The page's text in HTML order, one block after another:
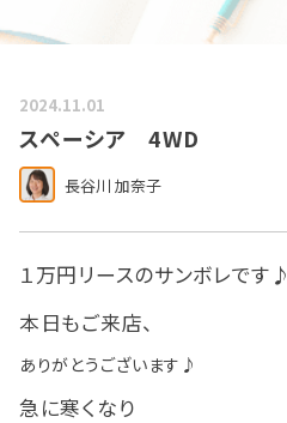
2024.11.01
スペーシア 4WD
長谷川 加奈子
１万円リースのサンボレです♪
本日もご来店、
ありがとうございます♪
急に寒くなり